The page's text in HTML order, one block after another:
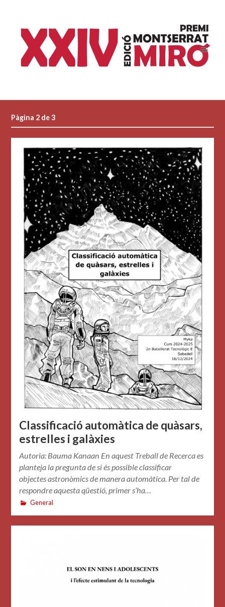
Pàgina 2 de 3
Classificació automàtica de quàsars,
estrelles i galàxies
Autoria: Bauma Kanaan En aquest Treball de Recerca es
planteja la pregunta de si és possible classificar
objectes astronòmics de manera automàtica. Per tal de
respondre aquesta qüestió, primer s’ha…
General